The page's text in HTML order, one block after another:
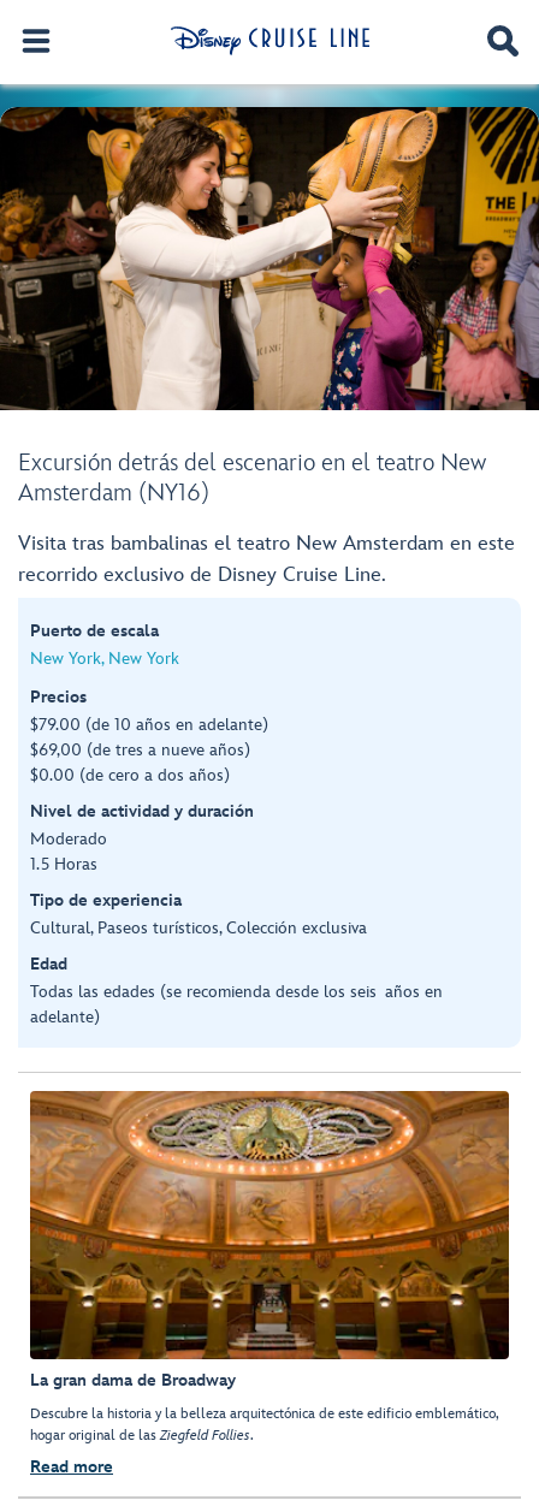
Excursión detrás del escenario en el teatro New
Amsterdam (NY16)
Visita tras bambalinas el teatro New Amsterdam en este
recorrido exclusivo de Disney Cruise Line.
Puerto de escala
New York, New York
Precios
$79.00 (de 10 años en adelante)
$69,00 (de tres a nueve años)
$0.00 (de cero a dos años)
Nivel de actividad y duración
Moderado
1.5 Horas
Tipo de experiencia
Cultural, Paseos turísticos, Colección exclusiva
Edad
Todas las edades (se recomienda desde los seis años en
adelante)
La gran dama de Broadway
Descubre la historia y la belleza arquitectónica de este edificio emblemático,
hogar original de lasZiegfeld Follies.
Read more